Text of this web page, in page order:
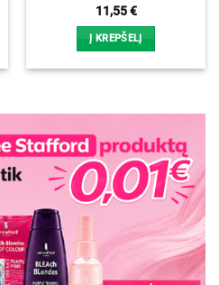
11,55€
Į KREPŠELĮ